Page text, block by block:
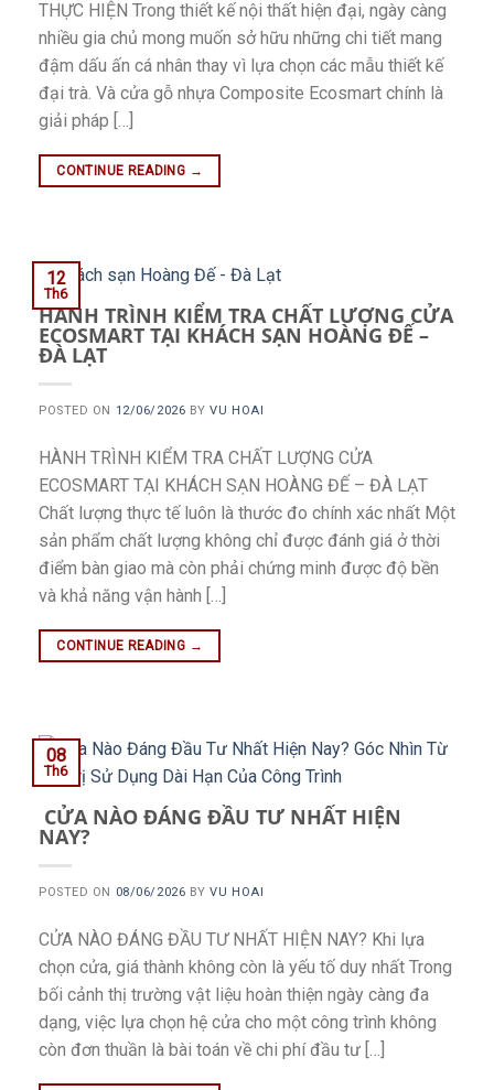
THỰC HIỆN Trong thiết kế nội thất hiện đại, ngày càng
nhiều gia chủ mong muốn sở hữu những chi tiết mang
đậm dấu ấn cá nhân thay vì lựa chọn các mẫu thiết kế
đại trà. Và cửa gỗ nhựa Composite Ecosmart chính là
giải pháp […]
CONTINUE READING →
HÀNH TRÌNH KIỂM TRA CHẤT LƯỢNG CỬA
ECOSMART TẠI KHÁCH SẠN HOÀNG ĐẾ –
ĐÀ LẠT
POSTED ON 12/06/2026 BYVU HOAI
12
Th6
HÀNH TRÌNH KIỂM TRA CHẤT LƯỢNG CỬA
ECOSMART TẠI KHÁCH SẠN HOÀNG ĐẾ – ĐÀ LẠT
Chất lượng thực tế luôn là thước đo chính xác nhất Một
sản phẩm chất lượng không chỉ được đánh giá ở thời
điểm bàn giao mà còn phải chứng minh được độ bền
và khả năng vận hành […]
CONTINUE READING →
CỬA NÀO ĐÁNG ĐẦU TƯ NHẤT HIỆN
NAY?
POSTED ON 08/06/2026 BYVU HOAI
08
Th6
CỬA NÀO ĐÁNG ĐẦU TƯ NHẤT HIỆN NAY? Khi lựa
chọn cửa, giá thành không còn là yếu tố duy nhất Trong
bối cảnh thị trường vật liệu hoàn thiện ngày càng đa
dạng, việc lựa chọn hệ cửa cho một công trình không
còn đơn thuần là bài toán về chi phí đầu tư […]